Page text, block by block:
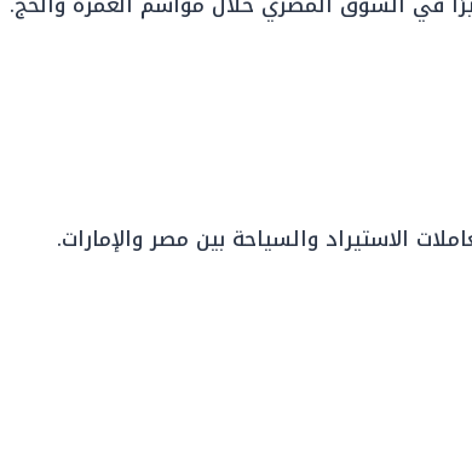
الاستيراد والسياحة بين مصر والإمارات.